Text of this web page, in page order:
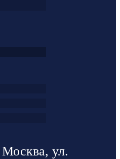
Москва, ул.